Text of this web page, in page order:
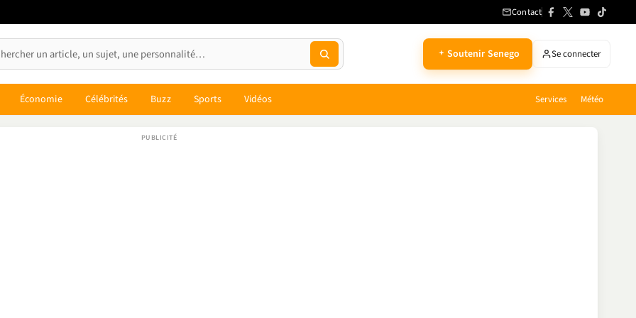
Contact
Soutenir Senego Se connecter
Économie Célébrités Buzz Sports Vidéos Services Météo